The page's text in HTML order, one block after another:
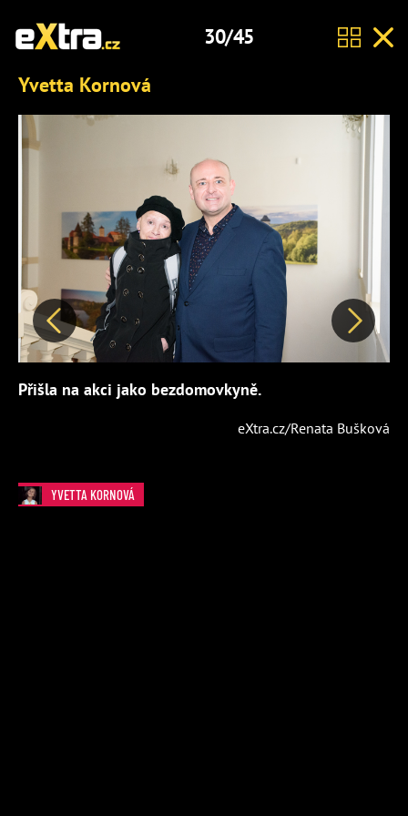
30/45
Yvetta Kornová
Předchozí Další
Přišla na akci jako bezdomovkyně.
eXtra.cz/Renata Bušková
YVETTA KORNOVÁ